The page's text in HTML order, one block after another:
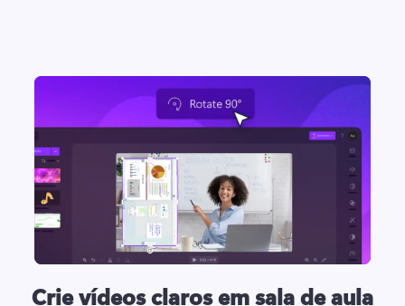
Crie vídeos claros em sala de aula